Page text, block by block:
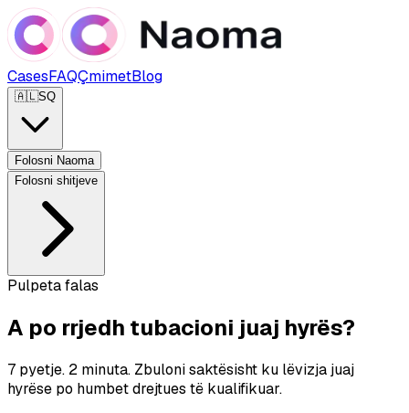
CasesFAQÇmimetBlog
🇦🇱SQ
Folosni Naoma
Folosni shitjeve
Pulpeta falas
A po rrjedh tubacioni juaj hyrës?
7 pyetje. 2 minuta. Zbuloni saktësisht ku lëvizja juaj
hyrëse po humbet drejtues të kualifikuar.